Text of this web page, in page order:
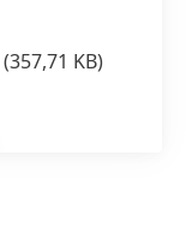
(357,71 KB)